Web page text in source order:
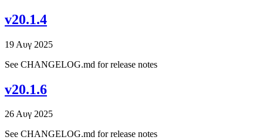
v20.1.4
19 Αυγ 2025
See CHANGELOG.md for release notes
v20.1.6
26 Αυγ 2025
See CHANGELOG.md for release notes